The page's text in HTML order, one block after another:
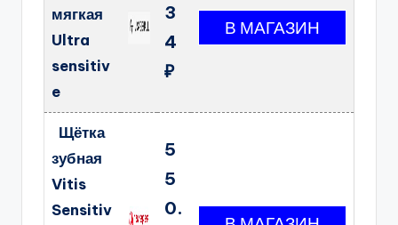
мягкая
Ultra
sensitiv
e
3
4
₽
Щётка
зубная
Vitis
Sensitiv
5
5
0.